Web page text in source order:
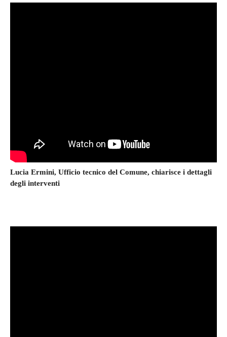
Lucia Ermini, Ufficio tecnico del Comune, chiarisce i dettagli
degli interventi